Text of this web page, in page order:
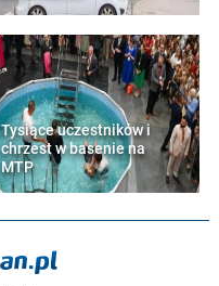
Tysiące uczestników i
chrzest w basenie na
MTP